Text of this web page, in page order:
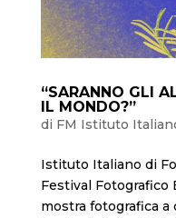
“SARANNO GLI
IL MONDO?”
di FM Istituto
Istituto Italiano di
Festival Fotografico
mostra fotografica a